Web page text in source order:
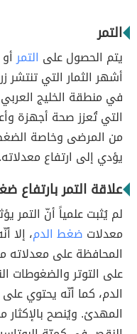
التمر
يتم الحصول على التمر
أشهر الثمار التي
في منطقة الخليج
التي تُعزز صحة أجهزة
من المرضى وخاصة
يؤدي إلى ارتفاع معدلاته.
علاقة التمر بارتفاع
لم يُثبت علمياً أنّ التمر
معدلات ضغط الدم، إلا
المحافظة على معدلاته
على التوتر والضغوطات
الدم، كما أنّه يحتوي
المهدئ. ويُنصح بالإكثار